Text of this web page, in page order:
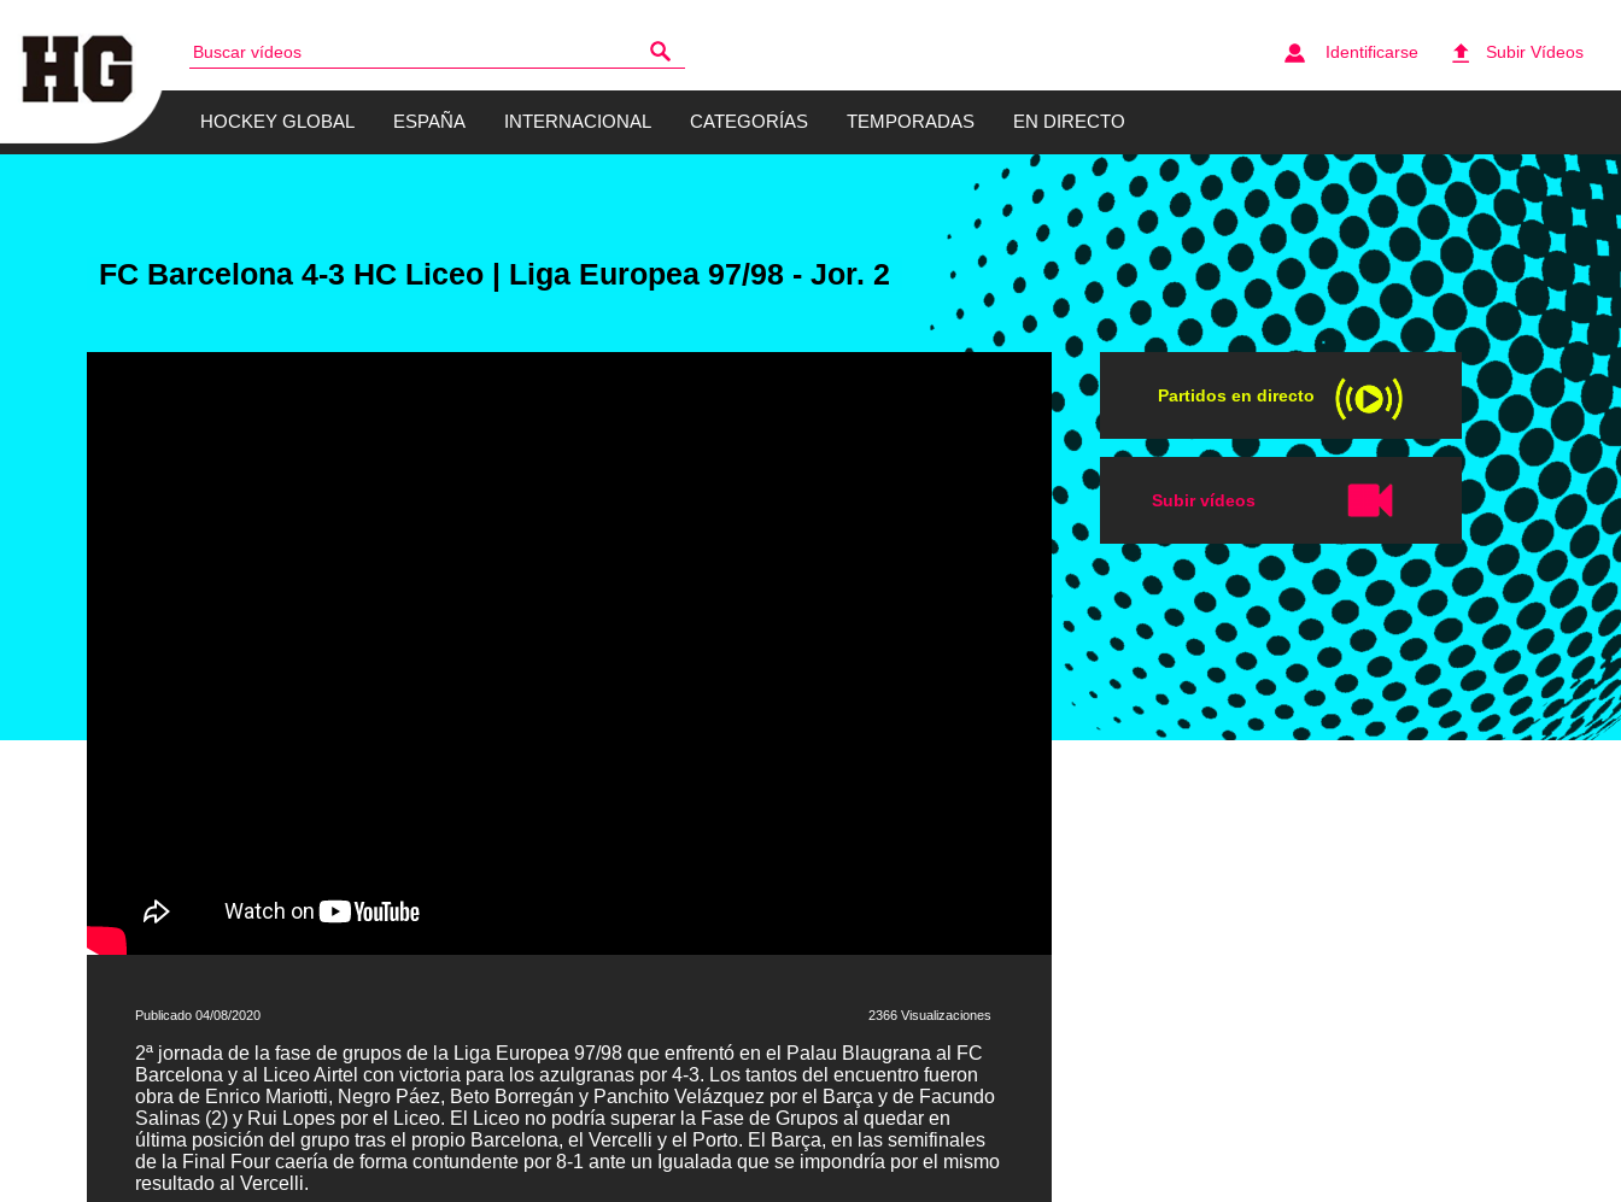
Identificarse Subir Vídeos
HOCKEY GLOBAL ESPAÑA INTERNACIONAL CATEGORÍAS TEMPORADAS EN DIRECTO
FC Barcelona 4-3 HC Liceo | Liga Europea 97/98 - Jor. 2
Publicado 04/08/2020 2366 Visualizaciones
2ª jornada de la fase de grupos de la Liga Europea 97/98 que enfrentó en el Palau Blaugrana al FC
Barcelona y al Liceo Airtel con victoria para los azulgranas por 4-3. Los tantos del encuentro fueron
obra de Enrico Mariotti, Negro Páez, Beto Borregán y Panchito Velázquez por el Barça y de Facundo
Salinas (2) y Rui Lopes por el Liceo. El Liceo no podría superar la Fase de Grupos al quedar en
última posición del grupo tras el propio Barcelona, el Vercelli y el Porto. El Barça, en las semifinales
de la Final Four caería de forma contundente por 8-1 ante un Igualada que se impondría por el mismo
resultado al Vercelli.
Partidos en directo
Subir vídeos